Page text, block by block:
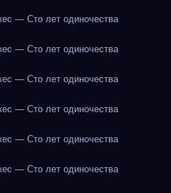
— Сто лет одиночества
— Сто лет одиночества
— Сто лет одиночества
— Сто лет одиночества
— Сто лет одиночества
— Сто лет одиночества